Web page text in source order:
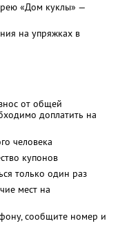
«Дом куклы» —
на упряжках в
от общей
доплатить на
человека
купонов
только один раз
мест на
сообщите номер и